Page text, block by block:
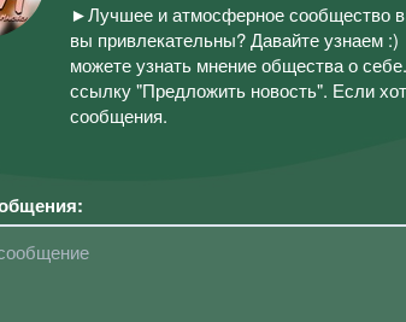
►Лучшее и атмосферное сообщество в
вы привлекательны? Давайте узнаем
можете узнать мнение общества о
ссылку "Предложить новость". Если
сообщения.